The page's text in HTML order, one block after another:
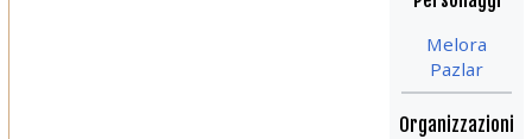
Melora
Pazlar
Organizzazioni